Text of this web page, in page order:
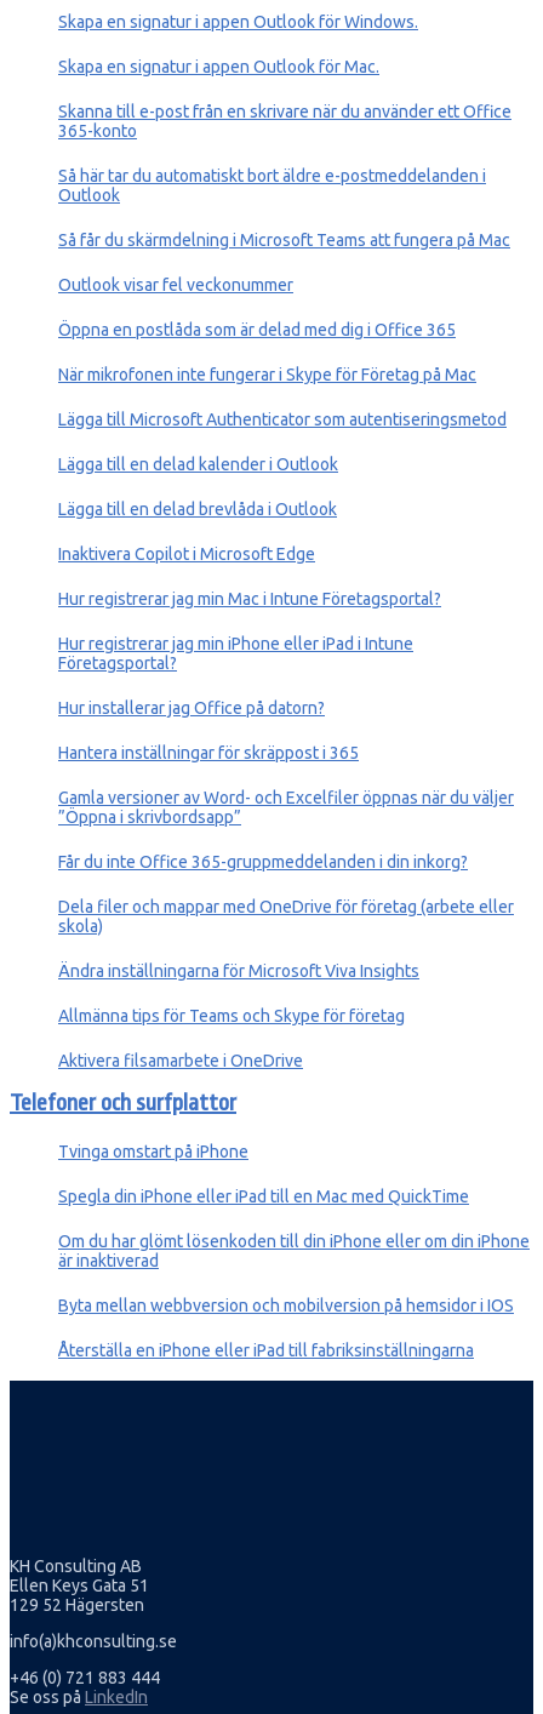
Skapa en signatur i appen Outlook för Windows.
Skapa en signatur i appen Outlook för Mac.
Skanna till e-post från en skrivare när du använder ett Office
365-konto
Så här tar du automatiskt bort äldre e-postmeddelanden i
Outlook
Så får du skärmdelning i Microsoft Teams att fungera på Mac
Outlook visar fel veckonummer
Öppna en postlåda som är delad med dig i Office 365
När mikrofonen inte fungerar i Skype för Företag på Mac
Lägga till Microsoft Authenticator som autentiseringsmetod
Lägga till en delad kalender i Outlook
Lägga till en delad brevlåda i Outlook
Inaktivera Copilot i Microsoft Edge
Hur registrerar jag min Mac ‎i Intune Företagsportal?
Hur registrerar jag min iPhone eller iPad ‎i Intune
Företagsportal?
Hur installerar jag Office på datorn?
Hantera inställningar för skräppost i 365
Gamla versioner av Word- och Excelfiler öppnas när du väljer
”Öppna i skrivbordsapp”
Får du inte Office 365-gruppmeddelanden i din inkorg?
Dela filer och mappar med OneDrive för företag (arbete eller
skola)
Ändra inställningarna för Microsoft Viva Insights
Allmänna tips för Teams och Skype för företag
Aktivera filsamarbete i OneDrive
Telefoner och surfplattor
Tvinga omstart på iPhone
Spegla din iPhone eller iPad till en Mac med QuickTime
Om du har glömt lösenkoden till din iPhone eller om din iPhone
är inaktiverad
Byta mellan webbversion och mobilversion på hemsidor i IOS
Återställa en iPhone eller iPad till fabriksinställningarna
KH Consulting AB
Ellen Keys Gata 51
129 52 Hägersten
info(a)khconsulting.se
+46 (0) 721 883 444
Se oss på LinkedIn